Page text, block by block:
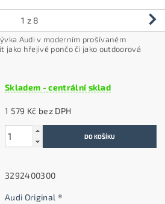
1 z 8
Audi v moderním prošívaném
jako hřejivé pončo či jako outdoorová
Skladem - centrální sklad
1 579 Kč bez DPH
3292400300
Audi Original ®